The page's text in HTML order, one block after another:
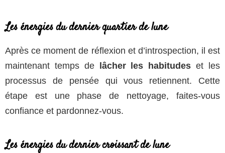
Les énergies du dernier quartier de lune
Après ce moment de réflexion et d’introspection, il est
maintenant temps delâcher les habitudes et les
processus de pensée qui vous retiennent. Cette
étape est une phase de nettoyage, faites-vous
confiance et pardonnez-vous.
Les énergies du dernier croissant de lune